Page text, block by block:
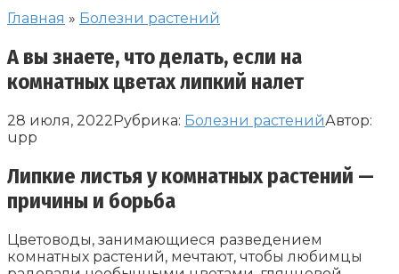
Главная » Болезни растений
А вы знаете, что делать, если на
комнатных цветах липкий налет
28 июля, 2022Рубрика: Болезни растенийАвтор:
upp
Липкие листья у комнатных растений —
причины и борьба
Цветоводы, занимающиеся разведением
комнатных растений, мечтают, чтобы любимцы